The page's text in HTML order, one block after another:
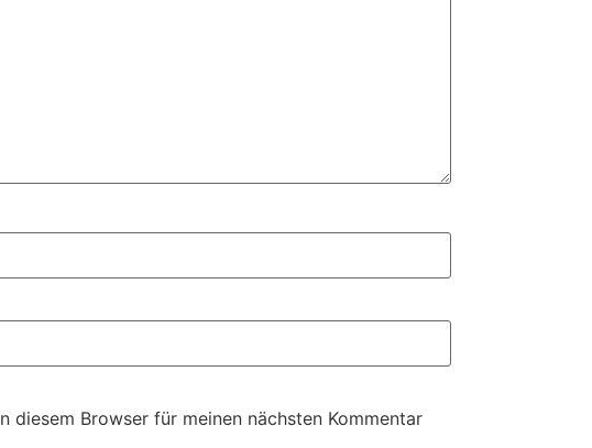
diesem Browser für meinen nächsten Kommentar